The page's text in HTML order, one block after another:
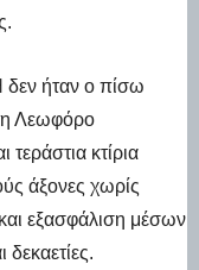
ήταν ο πίσω
Λεωφόρο
κτίρια
άξονες χωρίς
εξασφάλιση μέσων